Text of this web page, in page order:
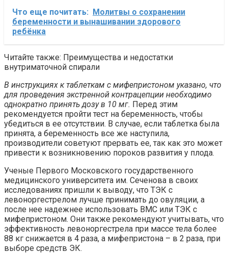
Что еще почитать: Молитвы о сохранении
беременности и вынашивании здорового
ребёнка
Читайте также: Преимущества и недостатки
внутриматочной спирали
В инструкциях к таблеткам с мифепристоном указано, что
для проведения экстренной контрацепции необходимо
однократно принять дозу в 10 мг. Перед этим
рекомендуется пройти тест на беременность, чтобы
убедиться в ее отсутствии. В случае, если таблетка была
принята, а беременность все же наступила,
производители советуют прервать ее, так как это может
привести к возникновению пороков развития у плода.
Ученые Первого Московского государственного
медицинского университета им. Сеченова в своих
исследованиях пришли к выводу, что ТЭК с
левоноргестрелом лучше принимать до овуляции, а
после нее надежнее использовать ВМС или ТЭК с
мифепристоном. Они также рекомендуют учитывать, что
эффективность левоноргестрела при массе тела более
88 кг снижается в 4 раза, а мифепристона – в 2 раза, при
выборе средств ЭК.